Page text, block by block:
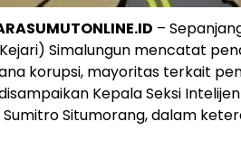
–
Simalungun mencatat
korupsi, mayoritas terkait
Kepala Seksi
Sumitro Situmorang, dalam